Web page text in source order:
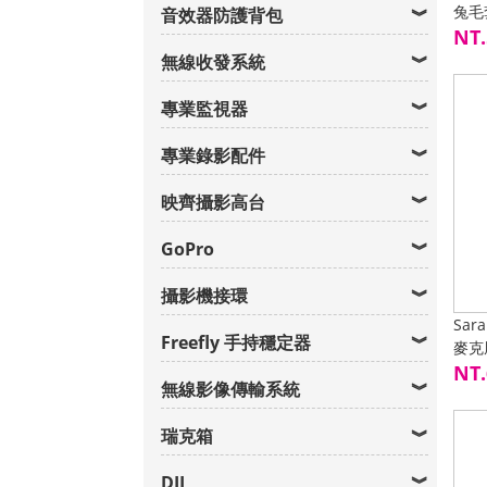
音效器防護背包
無線收發系統
專業監視器
專業錄影配件
映齊攝影高台
GoPro
攝影機接環
Freefly 手持穩定器
無線影像傳輸系統
瑞克箱
兔
麥
下單